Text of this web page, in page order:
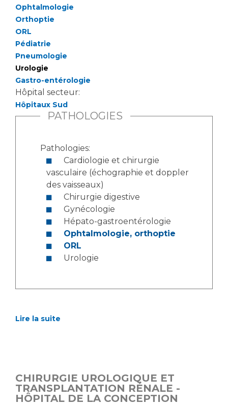
Qualité
Nos indicateurs qualité et de sécurité des soins
Protection des données
Sécurité
Les recherches en santé à l’AP-HM
Lieu de santé sans tabac
Ophtalmologie
Orthoptie
ORL
Pédiatrie
Pneumologie
Urologie
Gastro-entérologie
Hôpital secteur:
Hôpitaux Sud
PATHOLOGIES
Pathologies:
Cardiologie et chirurgie
vasculaire (échographie et doppler
des vaisseaux)
Chirurgie digestive
Gynécologie
Hépato-gastroentérologie
Ophtalmologie, orthoptie
ORL
Urologie
Lire la suite
CHIRURGIE UROLOGIQUE ET
TRANSPLANTATION RÉNALE -
HÔPITAL DE LA CONCEPTION